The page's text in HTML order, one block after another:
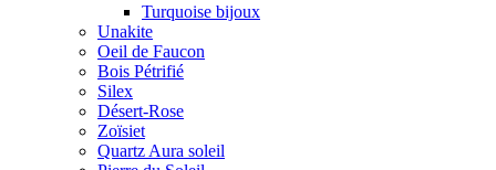
Turquoise bijoux
Unakite
Oeil de Faucon
Bois Pétrifié
Silex
Désert-Rose
Zoïsiet
Quartz Aura soleil